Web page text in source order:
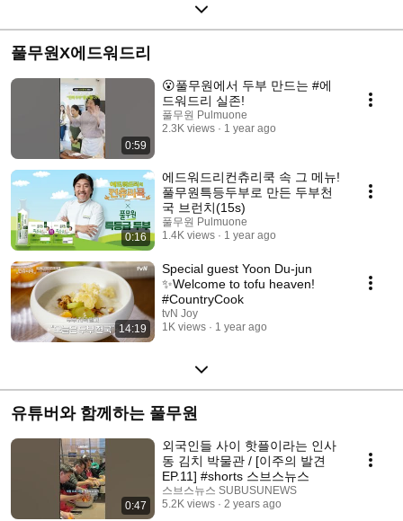
풀무원X에드워드리
0:59
😮풀무원에서 두부 만드는 #에
드워드리 실존!
풀무원 Pulmuone
2.3K views
1 year ago
0:16
에드워드리컨츄리쿡 속 그 메뉴!
풀무원특등두부로 만든 두부천
국 브런치(15s)
풀무원 Pulmuone
1.4K views
1 year ago
14:19
Special guest Yoon Du-jun
✨Welcome to tofu heaven!
#CountryCook
tvN Joy
1K views
1 year ago
유튜버와 함께하는 풀무원
0:47
외국인들 사이 핫플이라는 인사
동 김치 박물관 / [이주의 발견
EP.11] #shorts 스브스뉴스
스브스뉴스 SUBUSUNEWS
5.2K views
2 years ago